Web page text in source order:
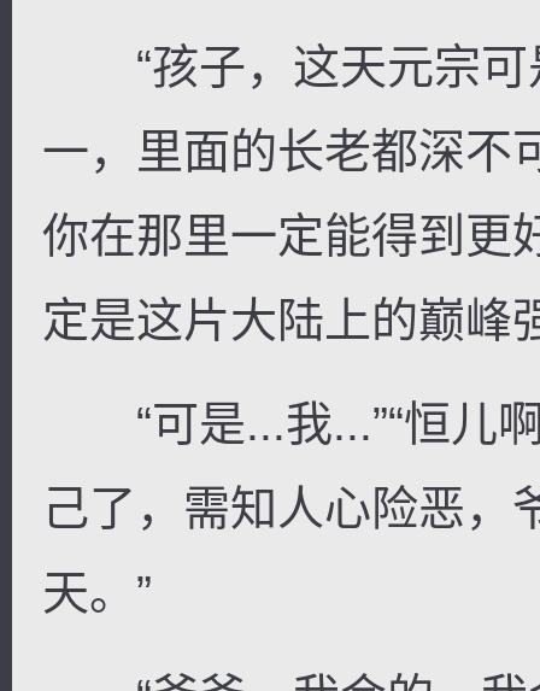
“孩子，这天元宗可
一，里面的长老都深不
你在那里一定能得到更
定是这片大陆上的巅峰
“可是...我...”“恒儿
己了，需知人心险恶，
天。”